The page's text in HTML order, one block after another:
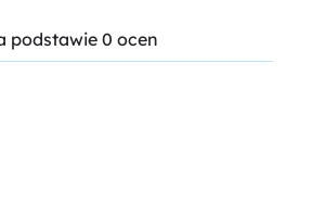
podstawie 0 ocen